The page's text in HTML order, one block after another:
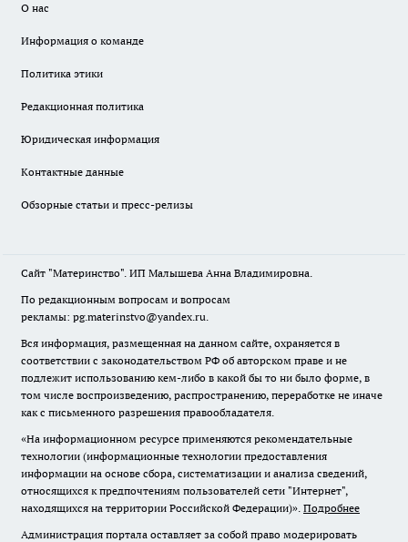
О нас
Информация о команде
Политика этики
Редакционная политика
Юридическая информация
Контактные данные
Обзорные статьи и пресс-релизы
Сайт "Материнство". ИП Малышева Анна Владимировна.
По редакционным вопросам и вопросам
рекламы: pg.materinstvo@yandex.ru.
Вся информация, размещенная на данном сайте, охраняется в
соответствии с законодательством РФ об авторском праве и не
подлежит использованию кем-либо в какой бы то ни было форме, в
том числе воспроизведению, распространению, переработке не иначе
как с письменного разрешения правообладателя.
«На информационном ресурсе применяются рекомендательные
технологии (информационные технологии предоставления
информации на основе сбора, систематизации и анализа сведений,
относящихся к предпочтениям пользователей сети "Интернет",
находящихся на территории Российской Федерации)». Подробнее
Администрация портала оставляет за собой право модерировать